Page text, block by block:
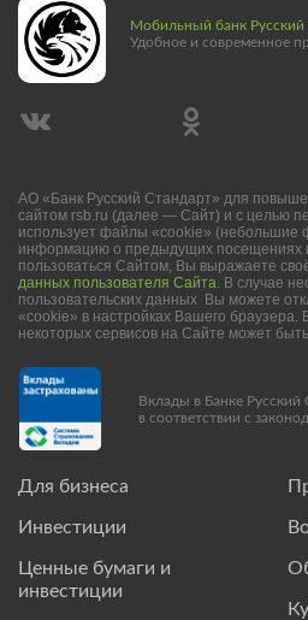
Для бизнеса
Инвестиции
Ценные бумаги и
инвестиции
Мобильный банк
Удобное и современное
АО «Банк Русский Стандарт» для
сайтом rsb.ru (далее — Сайт) и с целью
использует файлы «cookie»
информацию о предыдущих посещениях
пользоваться Сайтом, Вы выражаете
данных пользователя Сайта. В случае
пользовательских данных Вы можете
«cookie» в настройках Вашего браузера.
некоторых сервисов на Сайте может
Вклады в Банке Русский
в соответствии с